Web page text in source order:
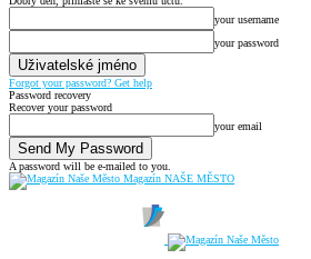
your username
your password
Forgot your password? Get help
Password recovery
Recover your password
your email
A password will be e-mailed to you.
Magazín NAŠE MĚSTO